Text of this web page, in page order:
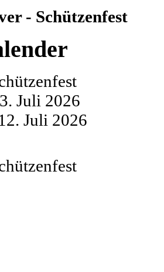
- Schützenfest
Juli 2026
Juli 2026